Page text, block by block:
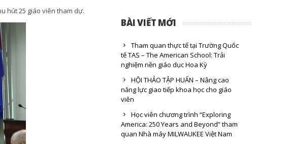
hút 25 giáo viên tham dự.
BÀI VIẾT MỚI
Tham quan thực tế tại Trường Quốc
tế TAS – The American School: Trải
nghiệm nền giáo dục Hoa Kỳ
HỘI THẢO TẬP HUẤN – Nâng cao
năng lực giao tiếp khoa học cho giáo
viên
Học viên chương trình “Exploring
America: 250 Years and Beyond” tham
quan Nhà máy MILWAUKEE Việt Nam